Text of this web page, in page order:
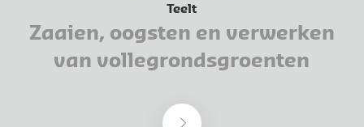
Teelt
Zaaien, oogsten en verwerken
van vollegrondsgroenten